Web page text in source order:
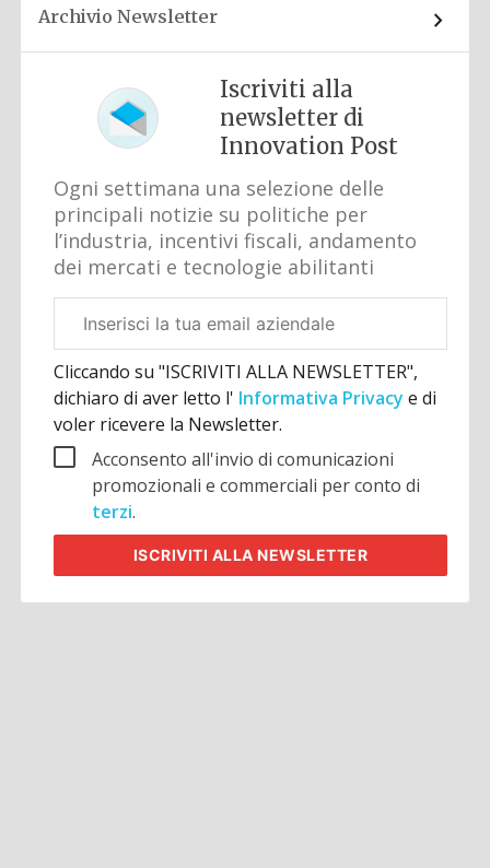
Archivio Newsletter
Iscriviti alla
newsletter di
Innovation Post
Ogni settimana una selezione delle
principali notizie su politiche per
l’industria, incentivi fiscali, andamento
dei mercati e tecnologie abilitanti
aziendale
Cliccando su "ISCRIVITI ALLA NEWSLETTER",
dichiaro di aver letto l' Informativa Privacye di
voler ricevere la Newsletter.
Acconsento all'invio di comunicazioni
promozionali e commerciali per conto di
terzi.
ISCRIVITI ALLA NEWSLETTER